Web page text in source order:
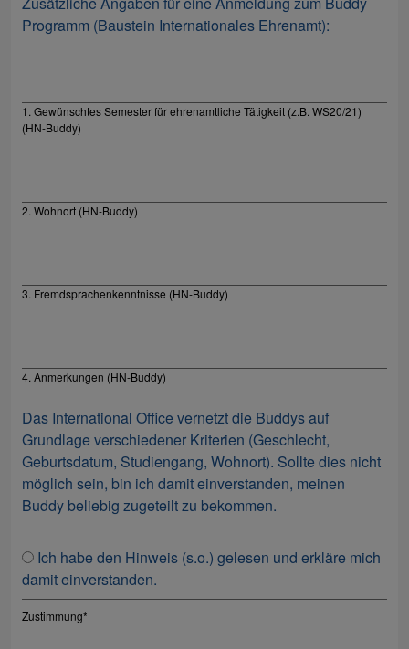
Programm (Baustein Internationales Ehrenamt):
1. Gewünschtes Semester für ehrenamtliche Tätigkeit (z.B. WS20/21)
(HN-Buddy)
2. Wohnort (HN-Buddy)
3. Fremdsprachenkenntnisse (HN-Buddy)
4. Anmerkungen (HN-Buddy)
Das International Office vernetzt die Buddys auf
Grundlage verschiedener Kriterien (Geschlecht,
Geburtsdatum, Studiengang, Wohnort). Sollte dies nicht
möglich sein, bin ich damit einverstanden, meinen
Buddy beliebig zugeteilt zu bekommen.
Zustimmung*
damit einverstanden.